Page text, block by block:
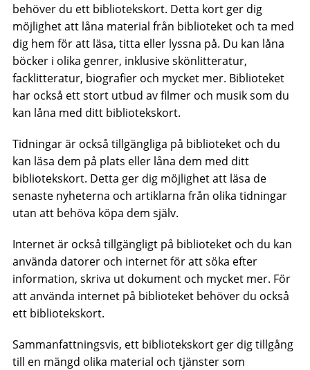
behöver du ett bibliotekskort. Detta kort ger dig
möjlighet att låna material från biblioteket och ta med
dig hem för att läsa, titta eller lyssna på. Du kan låna
böcker i olika genrer, inklusive skönlitteratur,
facklitteratur, biografier och mycket mer. Biblioteket
har också ett stort utbud av filmer och musik som du
kan låna med ditt bibliotekskort.
Tidningar är också tillgängliga på biblioteket och du
kan läsa dem på plats eller låna dem med ditt
bibliotekskort. Detta ger dig möjlighet att läsa de
senaste nyheterna och artiklarna från olika tidningar
utan att behöva köpa dem själv.
Internet är också tillgängligt på biblioteket och du kan
använda datorer och internet för att söka efter
information, skriva ut dokument och mycket mer. För
att använda internet på biblioteket behöver du också
ett bibliotekskort.
Sammanfattningsvis, ett bibliotekskort ger dig tillgång
till en mängd olika material och tjänster som